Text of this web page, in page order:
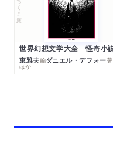
ちくま文庫
東雅夫編ダニエル・デフォー著
ほか